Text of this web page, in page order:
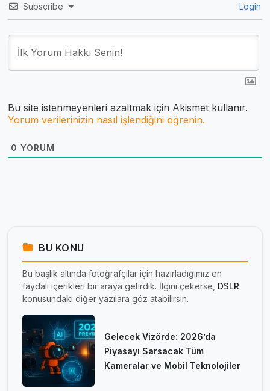
Subscribe Login
Bu site istenmeyenleri azaltmak için Akismet kullanır.
Yorum verilerinizin nasıl işlendiğini öğrenin.
0 YORUM
BU KONU
Bu başlık altında fotoğrafçılar için hazırladığımız en
faydalı içerikleri bir araya getirdik. İlgini çekerse, DSLR
konusundaki diğer yazılara göz atabilirsin.
Gelecek Vizörde: 2026’da
Piyasayı Sarsacak Tüm
Kameralar ve Mobil Teknolojiler